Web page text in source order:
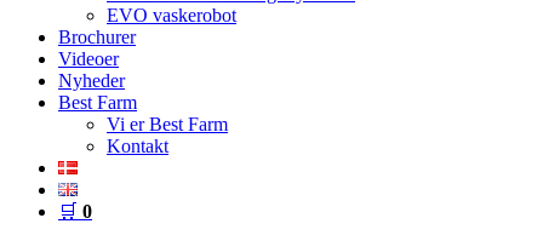
EVO vaskerobot
Brochurer
Videoer
Nyheder
Best Farm
Vi er Best Farm
Kontakt
🛒 0